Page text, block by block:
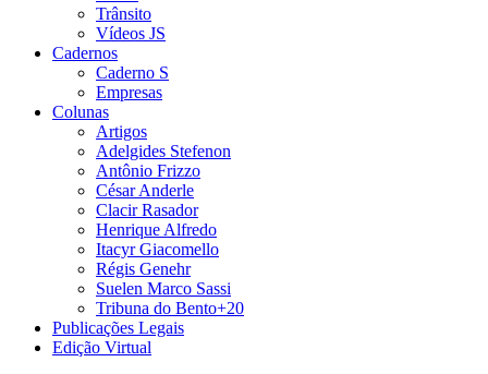
Trânsito
Vídeos JS
Cadernos
Caderno S
Empresas
Colunas
Artigos
Adelgides Stefenon
Antônio Frizzo
César Anderle
Clacir Rasador
Henrique Alfredo
Itacyr Giacomello
Régis Genehr
Suelen Marco Sassi
Tribuna do Bento+20
Publicações Legais
Edição Virtual